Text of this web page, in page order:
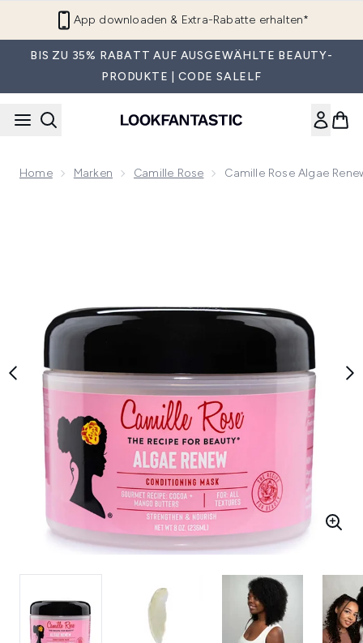
App downloaden & Extra-Rabatte erhalten*
BIS ZU 35% RABATT AUF AUSGEWÄHLTE BEAUTY-
PRODUKTE | CODE SALELF
Home Marken Camille Rose Camille Rose Algae